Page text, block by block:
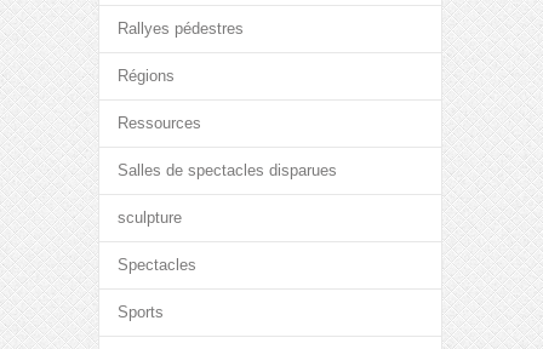
Rallyes pédestres
Régions
Ressources
Salles de spectacles disparues
sculpture
Spectacles
Sports